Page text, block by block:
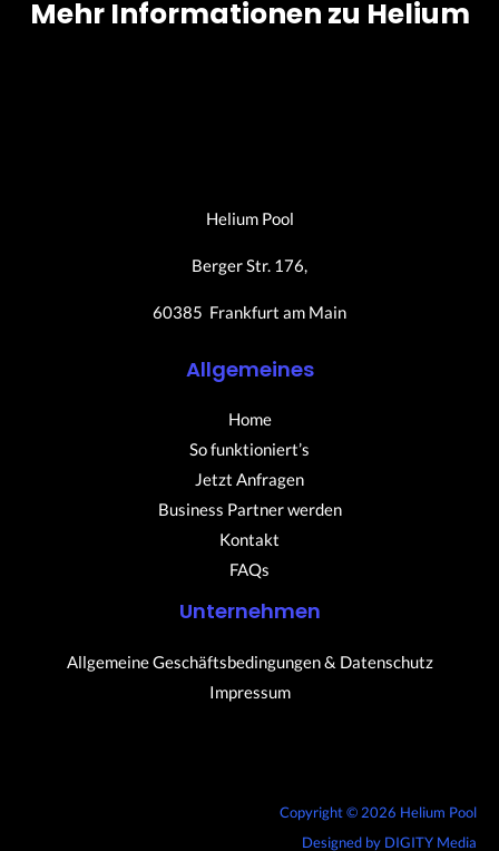
Mehr Informationen zu Helium
Helium Pool
Berger Str. 176,
60385 Frankfurt am Main
Allgemeines
Home
So funktioniert’s
Jetzt Anfragen
Business Partner werden
Kontakt
FAQs
Unternehmen
Allgemeine Geschäftsbedingungen & Datenschutz
Impressum
Copyright © 2026 Helium Pool
Designed by DIGITY Media